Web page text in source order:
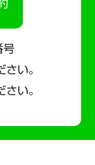
号
い。
い。